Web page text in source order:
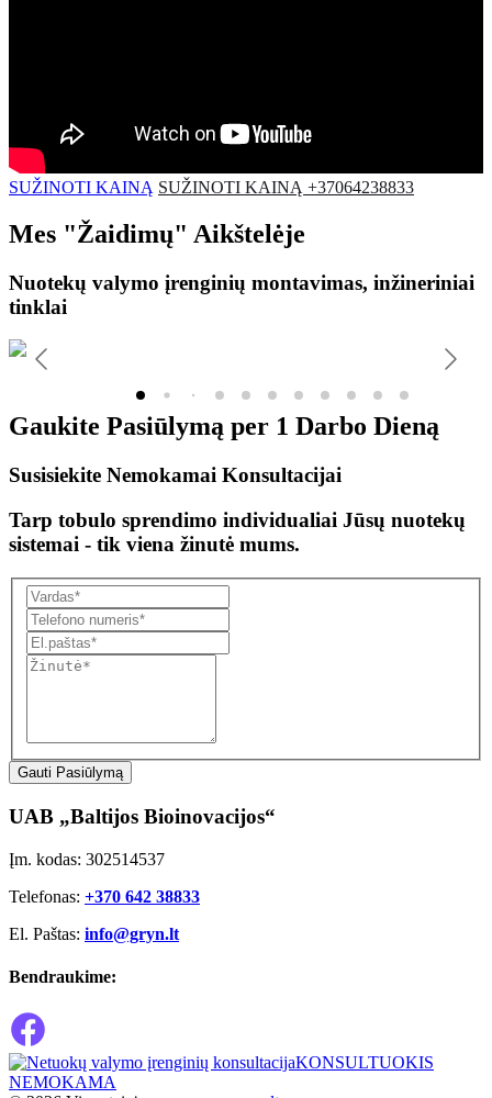
SUŽINOTI KAINĄ SUŽINOTI KAINĄ +37064238833
Mes "Žaidimų" Aikštelėje
Nuotekų valymo įrenginių montavimas, inžineriniai
tinklai
Gaukite Pasiūlymą per 1 Darbo Dieną
Susisiekite Nemokamai Konsultacijai
Tarp tobulo sprendimo individualiai Jūsų nuotekų
sistemai - tik viena žinutė mums.
Gauti Pasiūlymą
UAB „Baltijos Bioinovacijos“
Įm. kodas: 302514537
Telefonas: +370 642 38833
El. Paštas: info@gryn.lt
Bendraukime:
KONSULTUOKIS
NEMOKAMA